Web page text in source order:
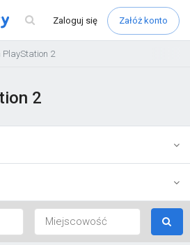
Zaloguj się Załóż konto
PlayStation 2
2